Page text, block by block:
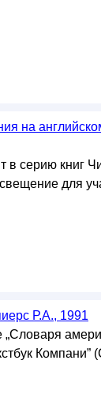
на
в серию книг
для
Р.А., 1991